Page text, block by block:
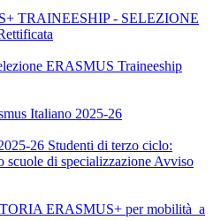
TRAINEESHIP - SELEZIONE
ERASMUS Traineeship
Italiano 2025-26
26 Studenti di terzo ciclo:
scuole di specializzazione Avviso
ERASMUS+ per mobilità a